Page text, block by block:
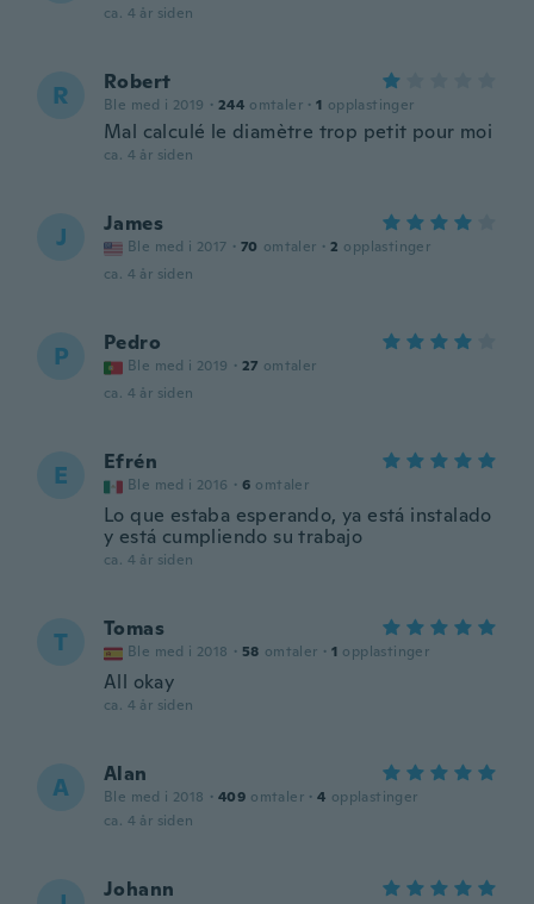
ca. 4 år siden
R Robert
Ble med i 2019 · 244 omtaler · 1 opplastinger
Mal calculé le diamètre trop petit pour moi
ca. 4 år siden
J James
Ble med i 2017 · 70 omtaler · 2 opplastinger
ca. 4 år siden
P Pedro
Ble med i 2019 · 27 omtaler
ca. 4 år siden
E Efrén
Ble med i 2016 · 6 omtaler
Lo que estaba esperando, ya está instalado
y está cumpliendo su trabajo
ca. 4 år siden
T Tomas
Ble med i 2018 · 58 omtaler · 1 opplastinger
All okay
ca. 4 år siden
A Alan
Ble med i 2018 · 409 omtaler · 4 opplastinger
ca. 4 år siden
Johann